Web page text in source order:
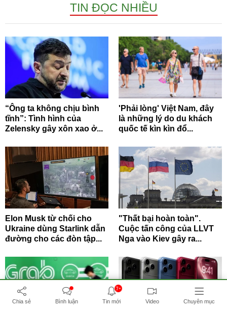
TIN ĐỌC NHIỀU
“Ông ta không chịu bình
tĩnh”: Tình hình của
Zelensky gây xôn xao ở...
'Phải lòng' Việt Nam, đây
là những lý do du khách
quốc tế kìn kìn đổ...
Elon Musk từ chối cho
Ukraine dùng Starlink dẫn
đường cho các đòn tập...
"Thất bại hoàn toàn".
Cuộc tấn công của LLVT
Nga vào Kiev gây ra...
Chia sẻ Bình luận
7+
Tin mới Video Chuyên mục